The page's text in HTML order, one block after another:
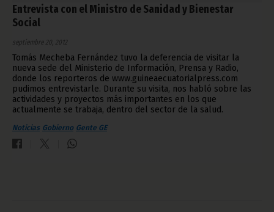
Entrevista con el Ministro de Sanidad y Bienestar
Social
septiembre 20, 2012
Tomás Mecheba Fernández tuvo la deferencia de visitar la
nueva sede del Ministerio de Información, Prensa y Radio,
donde los reporteros de www.guineaecuatorialpress.com
pudimos entrevistarle. Durante su visita, nos habló sobre las
actividades y proyectos más importantes en los que
actualmente se trabaja, dentro del sector de la salud.
Noticias Gobierno Gente GE